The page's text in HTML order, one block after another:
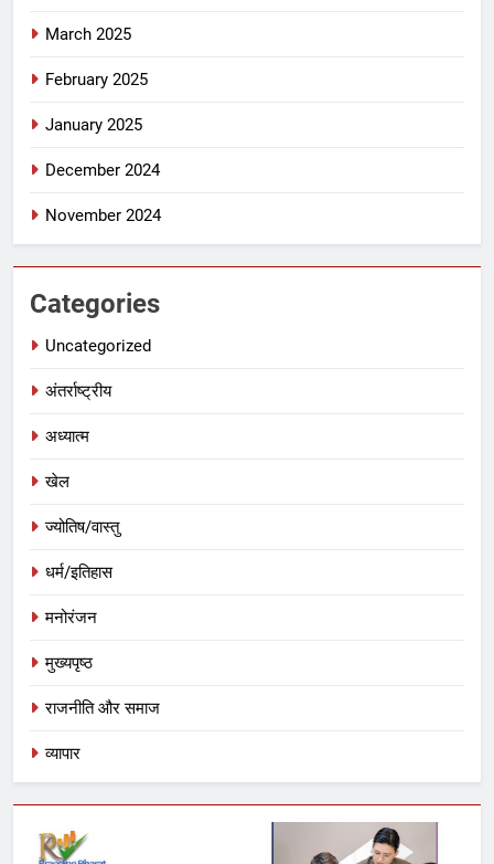
March 2025
February 2025
January 2025
December 2024
November 2024
Categories
Uncategorized
अंतर्राष्ट्रीय
अध्यात्म
खेल
ज्योतिष/वास्तु
धर्म/इतिहास
मनोरंजन
मुख्यपृष्ठ
राजनीति और समाज
व्यापार